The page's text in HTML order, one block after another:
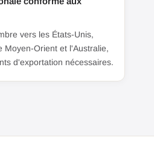
vers les États-Unis,
Moyen-Orient et l'Australie,
d'exportation nécessaires.